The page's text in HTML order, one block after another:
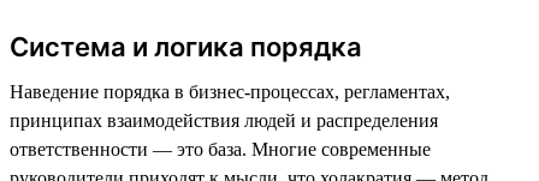
Система и логика порядка
Наведение порядка в бизнес-процессах, регламентах,
принципах взаимодействия людей и распределения
ответственности — это база. Многие современные